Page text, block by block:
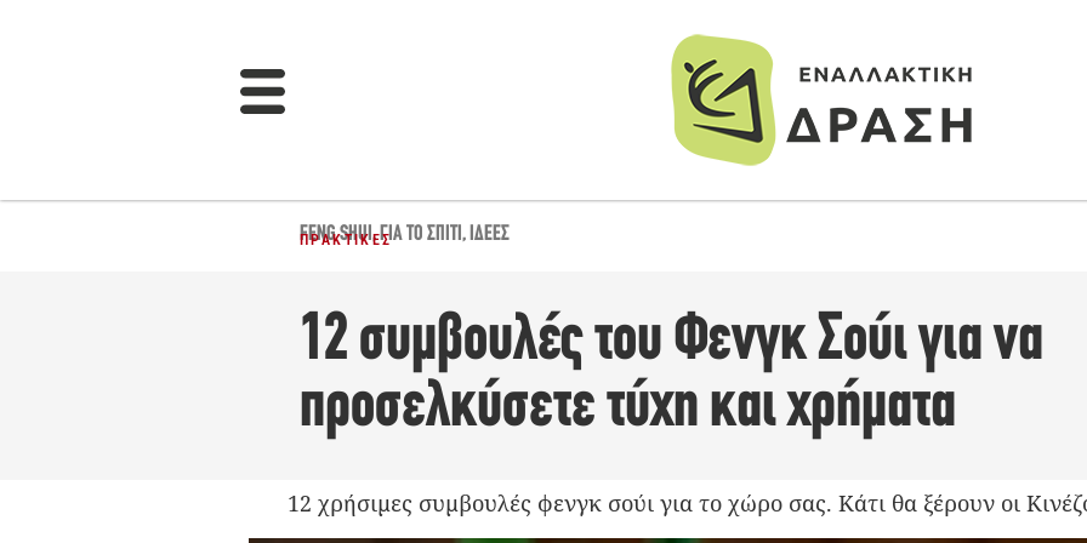
FENG SHUI,ΓΙΑ ΤΟ ΣΠΊΤΙ,ΙΔΈΕΣ
ΠΡΑΚΤΙΚΈΣ
12 συμβουλές του Φενγκ Σούι για να
προσελκύσετε τύχη και χρήματα
12 χρήσιμες συμβουλές φενγκ σούι για το χώρο σας. Κάτι θα ξέρουν οι